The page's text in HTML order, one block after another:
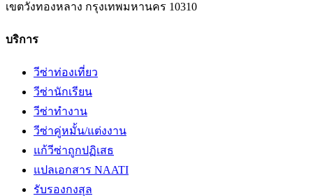
เขตวังทองหลาง กรุงเทพมหานคร 10310
บริการ
วีซ่าท่องเที่ยว
วีซ่านักเรียน
วีซ่าทำงาน
วีซ่าคู่หมั้น/แต่งงาน
แก้วีซ่าถูกปฏิเสธ
แปลเอกสาร NAATI
รับรองกงสุล